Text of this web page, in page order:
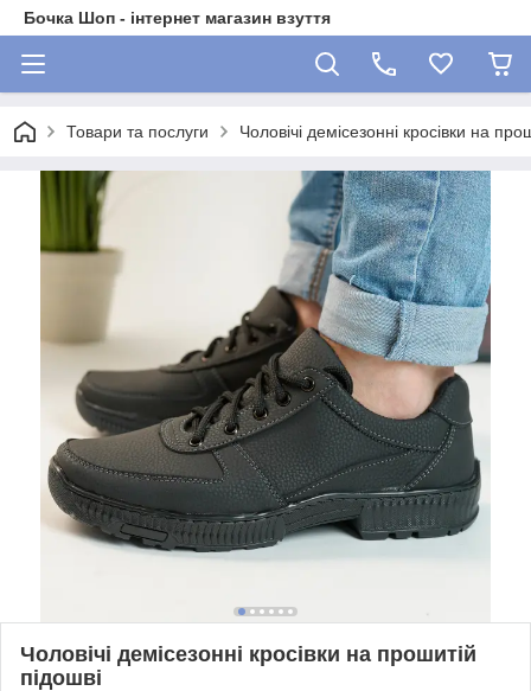
Бочка Шоп - інтернет магазин взуття
Товари та послуги Чоловічі демісезонні кросівки на
Чоловічі демісезонні кросівки на прошитій
підошві